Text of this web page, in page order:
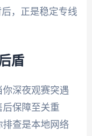
，正是稳定专线
盾
深夜观赛突遇
后保障至关重
查是本地网络